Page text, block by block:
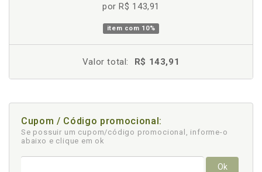
por R$ 143,91
item com 10%
Valor total: R$ 143,91
Cupom / Código promocional:
Se possuir um cupom/código promocional, informe-o
abaixo e clique em ok
Ok